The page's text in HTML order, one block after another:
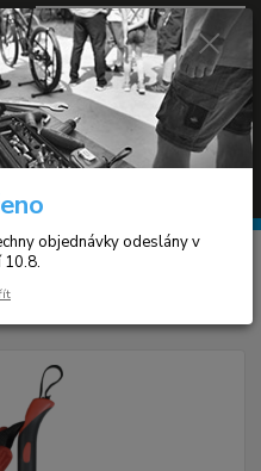
Menu
za0 Kč
objednávky odeslány v